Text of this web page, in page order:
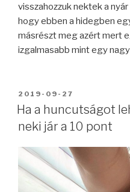
visszahozzuk nektek a
hogy ebben a hidegben
másrészt meg azért mert
izgalmasabb mint egy
BEKÜLDVE:
2019-09-27
Ha a huncutságot
neki jár a 10 pont